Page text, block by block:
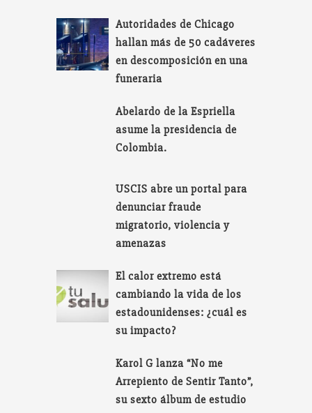
Autoridades de Chicago
hallan más de 50 cadáveres
en descomposición en una
funeraria
Abelardo de la Espriella
asume la presidencia de
Colombia.
USCIS abre un portal para
denunciar fraude
migratorio, violencia y
amenazas
El calor extremo está
cambiando la vida de los
estadounidenses: ¿cuál es
su impacto?
Karol G lanza “No me
Arrepiento de Sentir Tanto”,
su sexto álbum de estudio